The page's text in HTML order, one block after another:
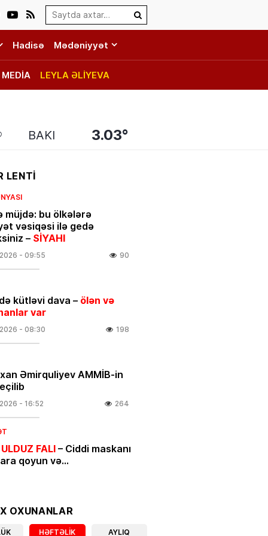
Search…
Hadisə Mədəniyyət
MEDİA LEYLA ƏLİYEVA
BAKI 3.03°
LENTİ
müjdə: bu ölkələrə
vəsiqəsi ilə gedə
– SİYAHI
- 09:55 90
kütləvi dava – ölən və
var
- 08:30 198
Əmirquliyev AMMİB-in
- 16:52 264
FALI– Ciddi maskanı
qoyun və…
mənşəli qeyri-neft-qaz
OXUNANLAR
HƏFTƏLIK AYLIQ